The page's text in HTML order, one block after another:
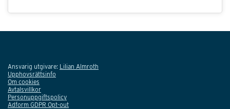
Ansvarig utgivare: Lilian Almroth
Upphovsrättsinfo
Om cookies
Avtalsvillkor
Personuppgiftspolicy
Adform GDPR Opt-out